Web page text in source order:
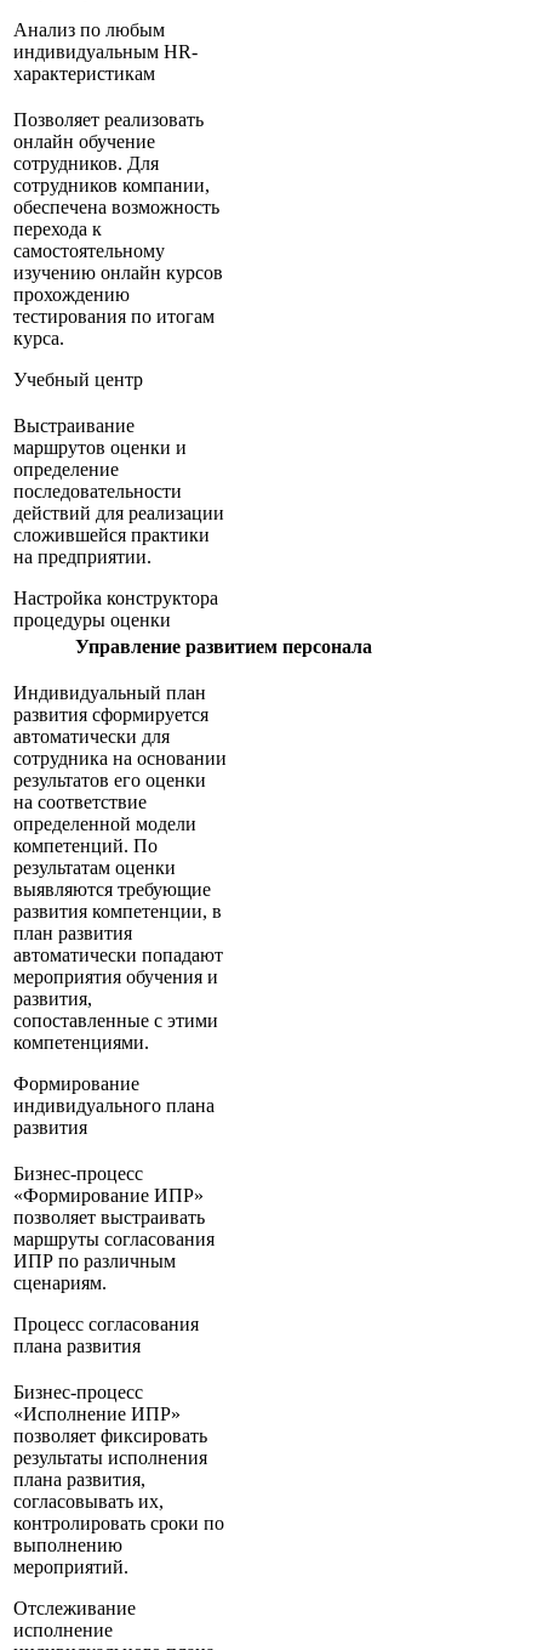
Анализ по любым
индивидуальным HR-
характеристикам
Позволяет реализовать
онлайн обучение
сотрудников. Для
сотрудников компании,
обеспечена возможность
перехода к
самостоятельному
изучению онлайн курсов
прохождению
тестирования по итогам
курса.
Учебный центр
Выстраивание
маршрутов оценки и
определение
последовательности
действий для реализации
сложившейся практики
на предприятии.
Настройка конструктора
процедуры оценки
Управление развитием персонала
Индивидуальный план
развития сформируется
автоматически для
сотрудника на основании
результатов его оценки
на соответствие
определенной модели
компетенций. По
результатам оценки
выявляются требующие
развития компетенции, в
план развития
автоматически попадают
мероприятия обучения и
развития,
сопоставленные с этими
компетенциями.
Формирование
индивидуального плана
развития
Бизнес-процесс
«Формирование ИПР»
позволяет выстраивать
маршруты согласования
ИПР по различным
сценариям.
Процесс согласования
плана развития
Бизнес-процесс
«Исполнение ИПР»
позволяет фиксировать
результаты исполнения
плана развития,
согласовывать их,
контролировать сроки по
выполнению
мероприятий.
Отслеживание
исполнение